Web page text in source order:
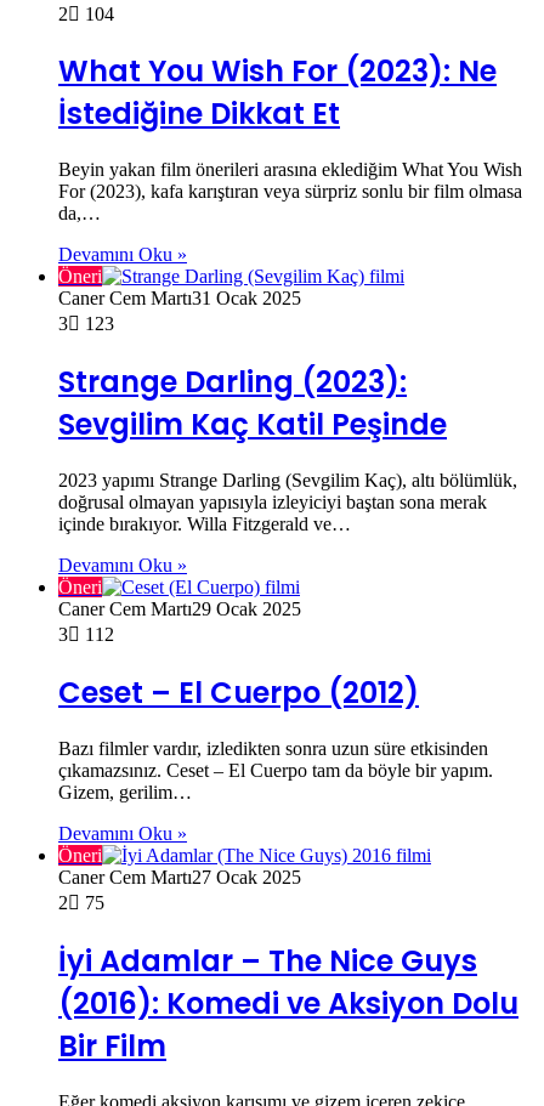
2
104
What You Wish For (2023): Ne
İstediğine Dikkat Et
Beyin yakan film önerileri arasına eklediğim What You Wish
For (2023), kafa karıştıran veya sürpriz sonlu bir film olmasa
da,…
Devamını Oku »
Öneri
Caner Cem Martı31 Ocak 2025
3
123
Strange Darling (2023):
Sevgilim Kaç Katil Peşinde
2023 yapımı Strange Darling (Sevgilim Kaç), altı bölümlük,
doğrusal olmayan yapısıyla izleyiciyi baştan sona merak
içinde bırakıyor. Willa Fitzgerald ve…
Devamını Oku »
Öneri
Caner Cem Martı29 Ocak 2025
3
112
Ceset – El Cuerpo (2012)
Bazı filmler vardır, izledikten sonra uzun süre etkisinden
çıkamazsınız. Ceset – El Cuerpo tam da böyle bir yapım.
Gizem, gerilim…
Devamını Oku »
Öneri
Caner Cem Martı27 Ocak 2025
2
75
İyi Adamlar – The Nice Guys
(2016): Komedi ve Aksiyon Dolu
Bir Film
Eğer komedi aksiyon karışımı ve gizem içeren zekice